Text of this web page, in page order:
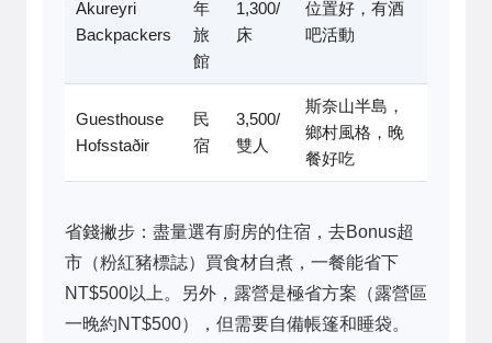
Akureyri
Backpackers
年
旅
館
1,300/
床
位置好，有酒
吧活動
Guesthouse
Hofsstaðir
民
宿
3,500/
雙人
斯奈山半島，
鄉村風格，晚
餐好吃
省錢撇步：盡量選有廚房的住宿，去Bonus超
市（粉紅豬標誌）買食材自煮，一餐能省下
NT$500以上。另外，露營是極省方案（露營區
一晚約NT$500），但需要自備帳篷和睡袋。